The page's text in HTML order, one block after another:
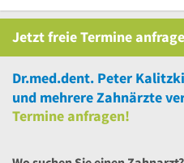
JetztfreieTermine
Dr.med.dent. Peter
und mehrereZahnärzte
Termine anfragen!